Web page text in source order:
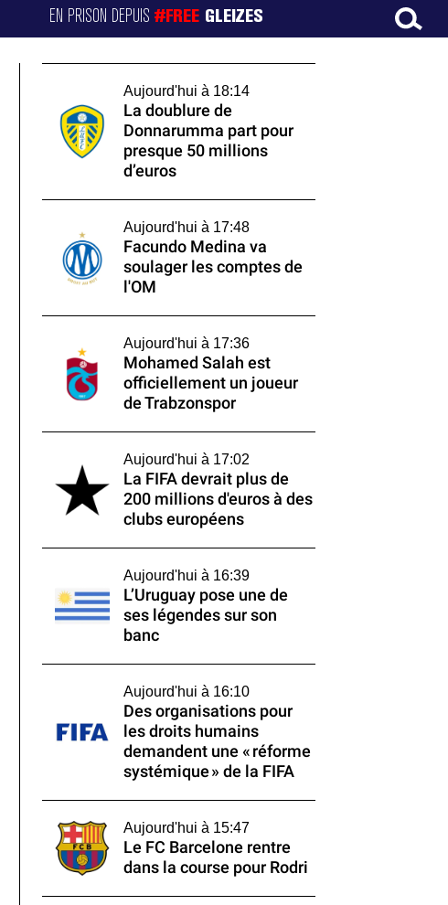
EN PRISON DEPUIS#FREE GLEIZES
Aujourd'hui à 18:14
La doublure de
Donnarumma part pour
presque 50 millions
d’euros
Aujourd'hui à 17:48
Facundo Medina va
soulager les comptes de
l'OM
Aujourd'hui à 17:36
Mohamed Salah est
officiellement un joueur
de Trabzonspor
Aujourd'hui à 17:02
La FIFA devrait plus de
200 millions d'euros à des
clubs européens
Aujourd'hui à 16:39
L’Uruguay pose une de
ses légendes sur son
banc
Aujourd'hui à 16:10
Des organisations pour
les droits humains
demandent une « réforme
systémique » de la FIFA
Aujourd'hui à 15:47
Le FC Barcelone rentre
dans la course pour Rodri